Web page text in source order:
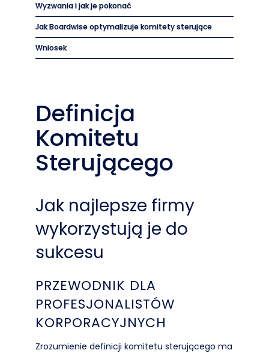
Wyzwania i jak je pokonać
Jak Boardwise optymalizuje komitety sterujące
Wniosek
Definicja
Komitetu
Sterującego
Jak najlepsze firmy
wykorzystują je do
sukcesu
PRZEWODNIK DLA
PROFESJONALISTÓW
KORPORACYJNYCH
Zrozumienie definicji komitetu sterującego ma